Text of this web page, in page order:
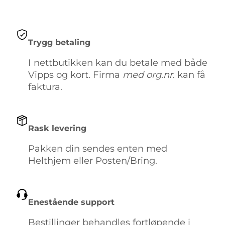
Trygg betaling
I nettbutikken kan du betale med både
Vipps og kort. Firma med org.nr. kan få
faktura.
Rask levering
Pakken din sendes enten med
Helthjem eller Posten/Bring.
Enestående support
Bestillinger behandles fortløpende i